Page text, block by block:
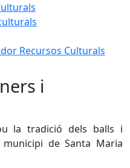
Recursos Culturals
i
la tradició dels balls i
de Santa Maria